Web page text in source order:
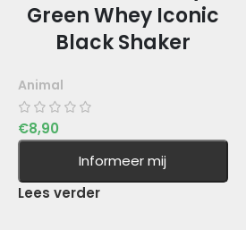
Green Whey Iconic
Black Shaker
Animal
€8,90
Informeer mij
Lees verder